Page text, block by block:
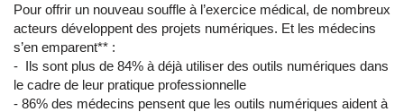
Pour offrir un nouveau souffle à l’exercice médical, de nombreux
acteurs développent des projets numériques. Et les médecins
s’en emparent** :
- Ils sont plus de 84% à déjà utiliser des outils numériques dans
le cadre de leur pratique professionnelle
- 86% des médecins pensent que les outils numériques aident à